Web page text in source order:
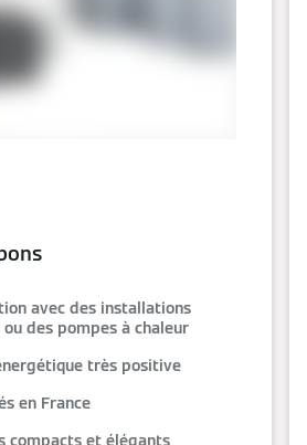
avec des installations
des pompes à chaleur
très positive
en France
compacts et élégants